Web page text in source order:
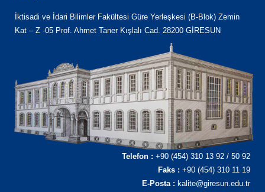
İktisadi ve İdari Bilimler Fakültesi Güre Yerleşkesi (B-Blok) Zemin
Kat – Z -05 Prof. Ahmet Taner Kışlalı Cad. 28200 GİRESUN
Telefon : +90 (454) 310 13 92 / 50 92
Faks : +90 (454) 310 11 19
E-Posta : kalite@giresun.edu.tr